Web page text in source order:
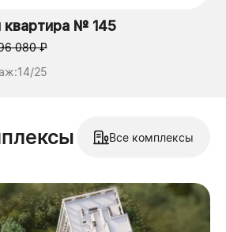
№ 145
080 ₽
14/25
Все комплексы